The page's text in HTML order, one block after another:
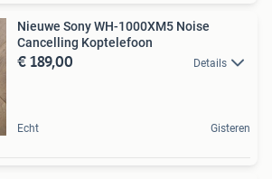
Nieuwe Sony WH-1000XM5 Noise
Cancelling Koptelefoon
€ 189,00 Details
Echt Gisteren